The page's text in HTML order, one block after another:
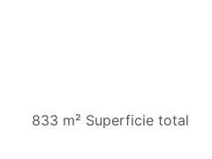
833 m² Superficie total